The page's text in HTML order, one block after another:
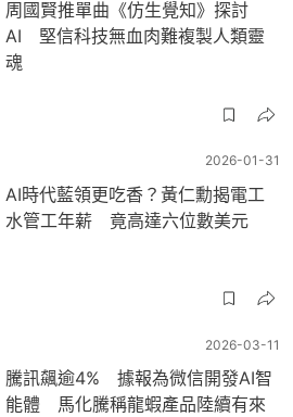
周國賢推單曲《仿生覺知》探討
AI 堅信科技無血肉難複製人類靈
魂
2026-01-31
AI時代藍領更吃香？黃仁勳揭電工
水管工年薪 竟高達六位數美元
2026-03-11
騰訊飆逾4% 據報為微信開發AI智
能體 馬化騰稱龍蝦產品陸續有來